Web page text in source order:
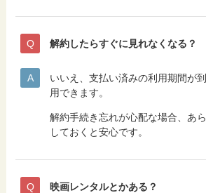
解約したらすぐに見れなくなる？
いいえ、支払い済みの利用期間が
用できます。
解約手続き忘れが心配な場合、あ
しておくと安心です。
映画レンタルとかある？